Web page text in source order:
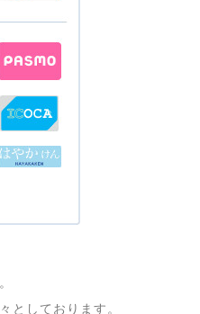
としております。